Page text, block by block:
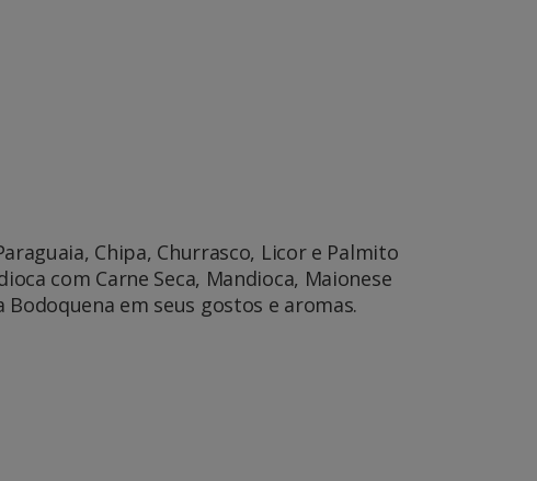
Chipa, Churrasco, Licor e Palmito
com Carne Seca, Mandioca, Maionese
em seus gostos e aromas.